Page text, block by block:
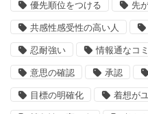
優先順位をつける 先
共感性感受性の高い人
忍耐強い 情報通なコ
意思の確認 承認
目標の明確化 着想が